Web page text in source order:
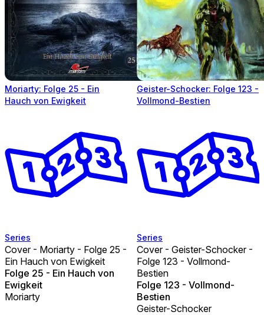
Moriarty: Folge 25 - Ein
Hauch von Ewigkeit
Series
Cover - Moriarty - Folge 25 -
Ein Hauch von Ewigkeit
Folge 25 - Ein Hauch von
Ewigkeit
Moriarty
Geister-Schocker: Folge 123 -
Vollmond-Bestien
Series
Cover - Geister-Schocker -
Folge 123 - Vollmond-
Bestien
Folge 123 - Vollmond-
Bestien
Geister-Schocker